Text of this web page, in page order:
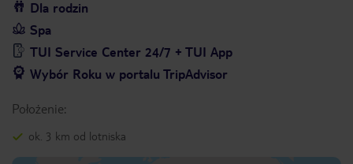
Dla rodzin
Spa
TUI Service Center 24/7 + TUI App
Wybór Roku w portalu TripAdvisor
Położenie:
ok. 3 km od lotniska